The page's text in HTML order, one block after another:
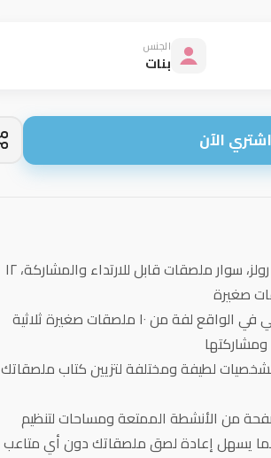
الجنس
بنات
اشتري الآن
* تتضمن كتاب ملصقات ستيكي رولز، سوار ملصقات قابل للارتداء والمشاركة، ١٢
* كل لفة لاصقة على سوارك هي في الواقع لفة من ١٠ ملصقات صغيرة ثلاثية
بشخصيات لطيفة ومختلفة لتزيين كتاب ملصقاتك
كتاب الملصقات مع ٥٠ صفحة من الأنشطة الممتعة ومساحات لتنظيم
يسهل إعادة لصق ملصقاتك دون أي متاعب